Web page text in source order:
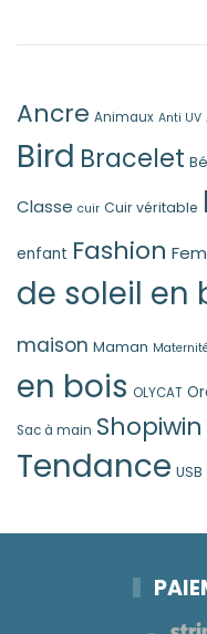
Ancre Animaux Anti UV
Bird Bracelet
Classe cuir Cuir véritable
enfant Fashion
de soleil en
maison Maman
en bois OLYCAT
Sac à main Shopiwin
Tendance USB